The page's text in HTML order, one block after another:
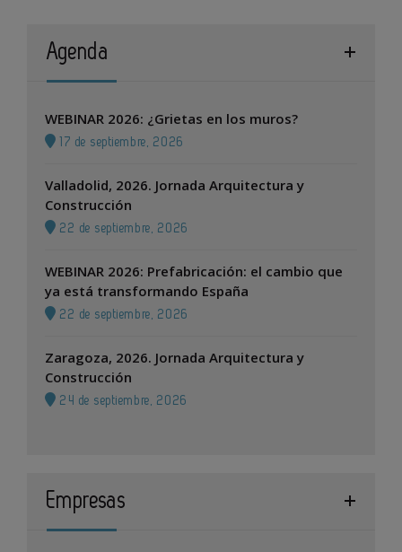
Agenda
WEBINAR 2026: ¿Grietas en los muros?
17 de septiembre, 2026
Valladolid, 2026. Jornada Arquitectura y
Construcción
22 de septiembre, 2026
WEBINAR 2026: Prefabricación: el cambio que
ya está transformando España
22 de septiembre, 2026
Zaragoza, 2026. Jornada Arquitectura y
Construcción
24 de septiembre, 2026
Empresas